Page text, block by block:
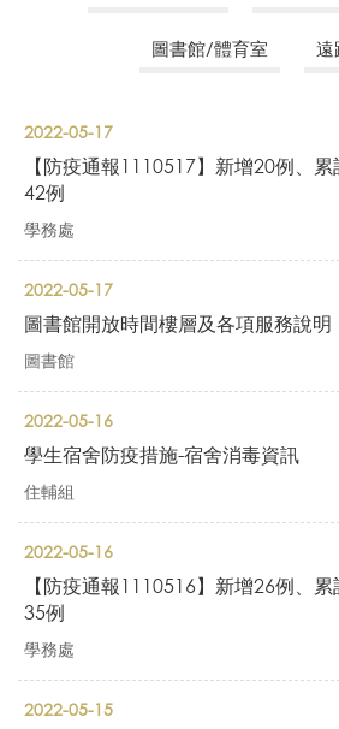
圖書館/體育室 遠
2022-05-17
【防疫通報1110517】新增20例、
42例
學務處
2022-05-17
圖書館開放時間樓層及各項服務說明
圖書館
2022-05-16
學生宿舍防疫措施-宿舍消毒資訊
住輔組
2022-05-16
【防疫通報1110516】新增26例、
35例
學務處
2022-05-15